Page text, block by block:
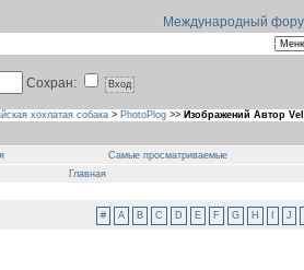
Международный
Сохран:
хохлатая собака > PhotoPlog >> Изображений Автор
Самые просматриваемые
Главная
# A B C D E F G H J